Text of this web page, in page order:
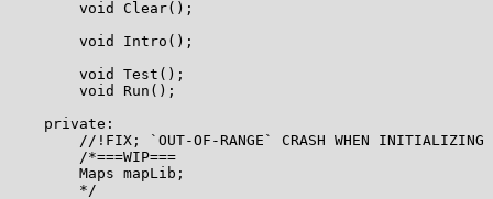
        void Clear();
        void Intro();
        void Test();
        void Run();
    private:
//!FIX; `OUT-OF-RANGE` CRASH WHEN INITIALIZING
        /*===WIP===
        Maps mapLib;
        */